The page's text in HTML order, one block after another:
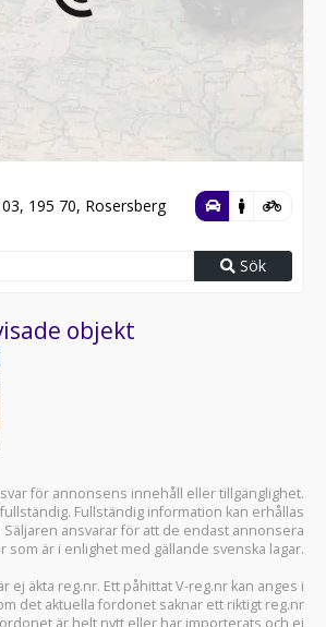
195 70, Rosersberg
Sök
objekt
för annonsens innehåll eller tillgänglighet.
Fullständig information kan erhållas
ansvarar för att de endast annonsera
som är i enlighet med gällande svenska lagar.
ej äkta reg.nr. Ett påhittat V-reg.nr kan anges i
det aktuella fordonet saknar ett riktigt reg.nr
är helt nytt eller har importerats och ej